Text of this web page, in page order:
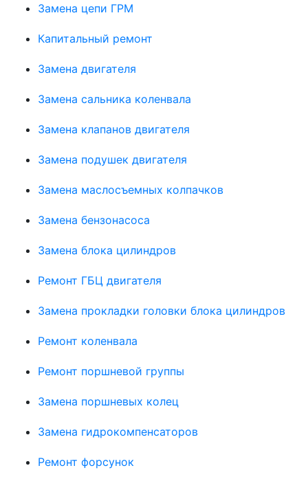
Замена цепи ГРМ
Капитальный ремонт
Замена двигателя
Замена сальника коленвала
Замена клапанов двигателя
Замена подушек двигателя
Замена маслосъемных колпачков
Замена бензонасоса
Замена блока цилиндров
Ремонт ГБЦ двигателя
Замена прокладки головки блока цилиндров
Ремонт коленвала
Ремонт поршневой группы
Замена поршневых колец
Замена гидрокомпенсаторов
Ремонт форсунок